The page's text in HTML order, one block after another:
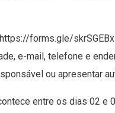
forms.gle/
e-mail, telefone e
ou apresentar
entre os dias 02 e